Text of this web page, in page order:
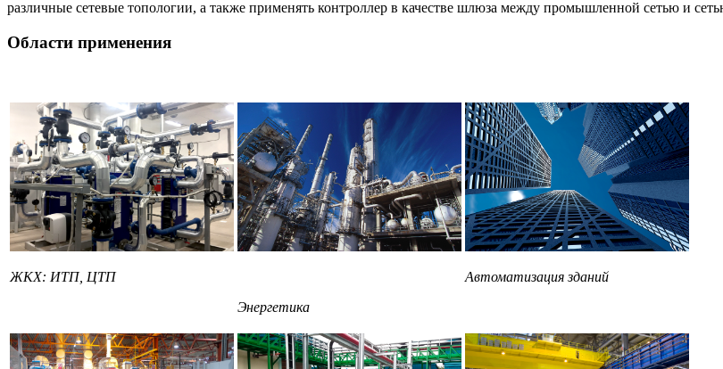
различные сетевые топологии, а также применять контроллер в качестве шлюза между промышленной сетью и
Области применения
ЖКХ: ИТП, ЦТП
Энергетика
Автоматизация зданий